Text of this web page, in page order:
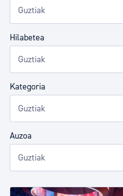
Hilabetea
Kategoria
Auzoa